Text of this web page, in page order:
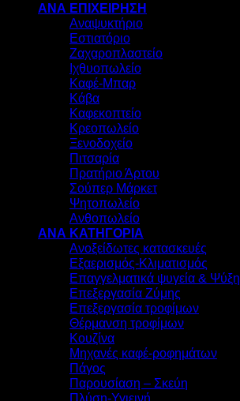
ΑΝΑ ΕΠΙΧΕΙΡΗΣΗ
Αναψυκτήριο
Εστιατόριο
Ζαχαροπλαστείο
Ιχθυοπωλείο
Καφέ-Μπαρ
Κάβα
Καφεκοπτείο
Κρεοπωλείο
Ξενοδοχείο
Πιτσαρία
Πρατήριο Άρτου
Σούπερ Μάρκετ
Ψητοπωλείο
Ανθοπωλείο
ΑΝΑ ΚΑΤΗΓΟΡΙΑ
Ανοξείδωτες κατασκευές
Εξαερισμός-Κλιματισμός
Επαγγελματικά ψυγεία & Ψύξη
Επεξεργασία Ζύμης
Επεξεργασία τροφίμων
Θέρμανση τροφίμων
Κουζίνα
Μηχανές καφέ-ροφημάτων
Πάγος
Παρουσίαση – Σκεύη
Πλύση-Υγιεινή